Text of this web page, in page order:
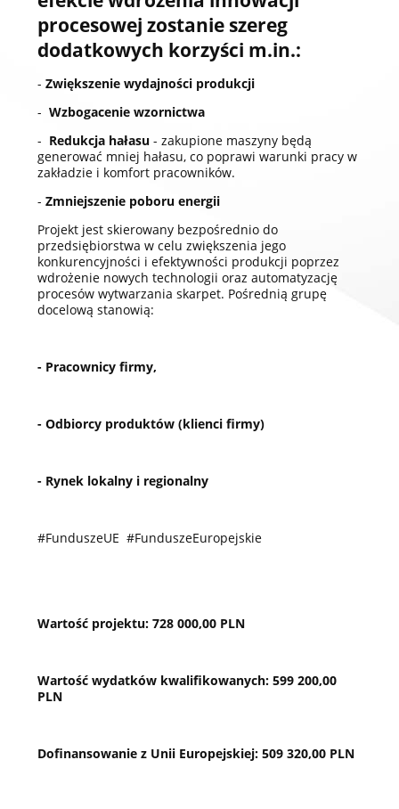
procesowej zostanie szereg
dodatkowych korzyści m.in.:
- Zwiększenie wydajności produkcji
- Wzbogacenie wzornictwa
- Redukcja hałasu - zakupione maszyny będą
generować mniej hałasu, co poprawi warunki pracy w
zakładzie i komfort pracowników.
- Zmniejszenie poboru energii
Projekt jest skierowany bezpośrednio do
przedsiębiorstwa w celu zwiększenia jego
konkurencyjności i efektywności produkcji poprzez
wdrożenie nowych technologii oraz automatyzację
procesów wytwarzania skarpet. Pośrednią grupę
docelową stanowią:
- Pracownicy firmy,
- Odbiorcy produktów (klienci firmy)
- Rynek lokalny i regionalny
#FunduszeUE #FunduszeEuropejskie
Wartość projektu: 728 000,00 PLN
Wartość wydatków kwalifikowanych: 599 200,00
PLN
Dofinansowanie z Unii Europejskiej: 509 320,00 PLN